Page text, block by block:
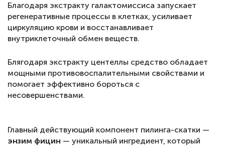
Благодаря экстракту галактомиссиса запускает
регенеративные процессы в клетках, усиливает
циркуляцию крови и восстанавливает
внутриклеточный обмен веществ.
Блягодаря экстракту центеллы средство обладает
мощными противовоспалительными свойствами и
помогает эффективно бороться с
несовершенствами.
Главный действующий компонент пилинга-скатки —
энзим фицин — уникальный ингредиент, который